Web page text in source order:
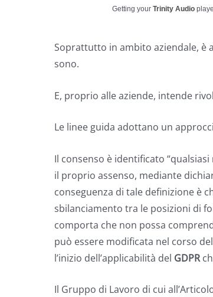
Getting your Trinity Audio
Soprattutto in ambito aziendale, è
sono.
E, proprio alle aziende, intende
Le linee guida adottano un
Il consenso è identificato
il proprio assenso, mediante
conseguenza di tale definizione è
sbilanciamento tra le posizioni di
comporta che non possa
può essere modificata nel corso
l’inizio dell’applicabilità del GDPR
Il Gruppo di Lavoro di cui